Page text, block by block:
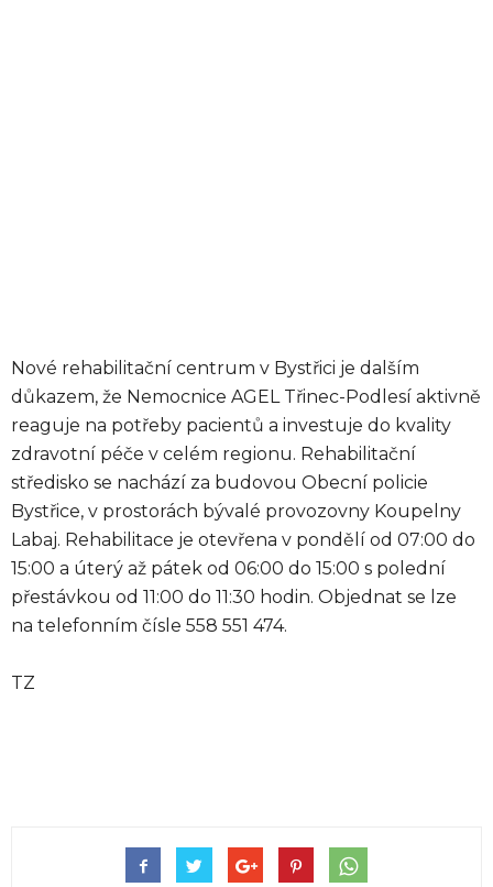
Nové rehabilitační centrum v Bystřici je dalším
důkazem, že Nemocnice AGEL Třinec-Podlesí aktivně
reaguje na potřeby pacientů a investuje do kvality
zdravotní péče v celém regionu. Rehabilitační
středisko se nachází za budovou Obecní policie
Bystřice, v prostorách bývalé provozovny Koupelny
Labaj. Rehabilitace je otevřena v pondělí od 07:00 do
15:00 a úterý až pátek od 06:00 do 15:00 s polední
přestávkou od 11:00 do 11:30 hodin. Objednat se lze
na telefonním čísle 558 551 474.
TZ